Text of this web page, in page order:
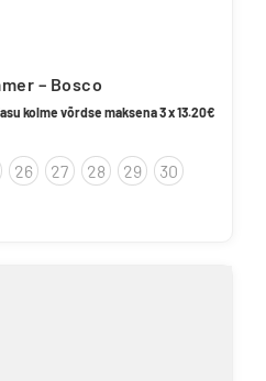
– Bosco
kolme võrdse maksena 3 x13.20€
26 27 28 29 30